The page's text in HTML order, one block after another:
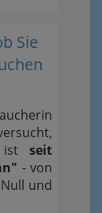
Sie
ist seit
- von
und